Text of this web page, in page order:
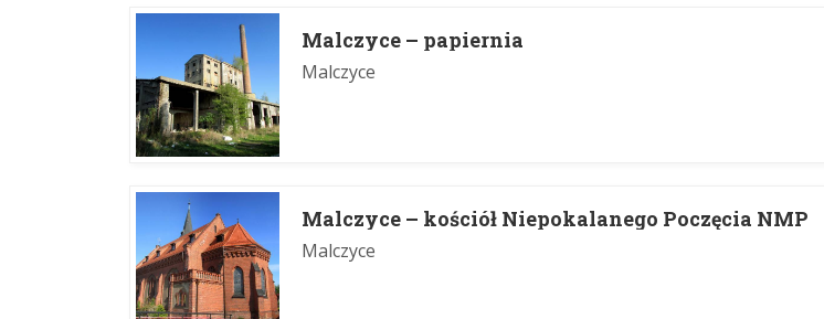
Malczyce – papiernia
Malczyce
Malczyce – kościół Niepokalanego Poczęcia NMP
Malczyce